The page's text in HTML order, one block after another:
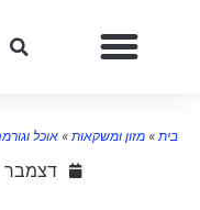
»מזון ומשקאות»אוכל וגורמה»
דצמבר 11, 2020